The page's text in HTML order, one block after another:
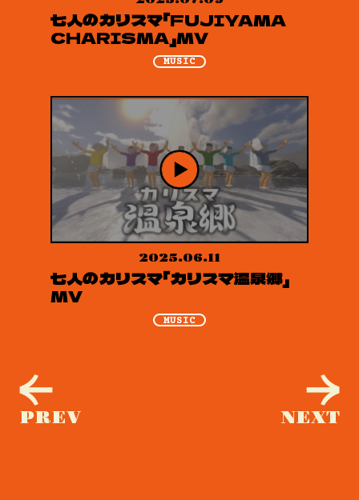
七人のカリスマ「FUJIYAMA
CHARISMA」MV
MUSIC
2025.06.11
七人のカリスマ「カリスマ温泉郷」
MV
MUSIC
PREV NEXT